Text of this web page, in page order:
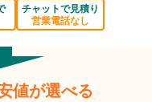
チャットで見積り
営業電話なし
値が選べる